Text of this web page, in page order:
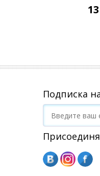
Подписка